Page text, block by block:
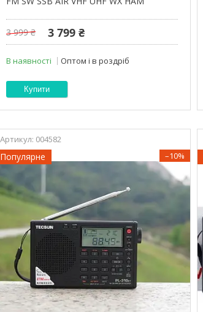
3 999 ₴ 3 799 ₴
В наявності Оптом і в роздріб
Купити
004582
Популярне –10%